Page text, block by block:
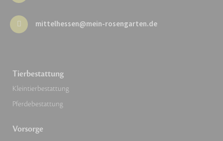
mittelhessen@mein-rosengarten.de
Tierbestattung
Kleintierbestattung
Pferdebestattung
Vorsorge